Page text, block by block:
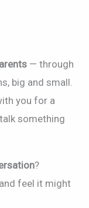
— through
big and small.
you for a
something
?
feel it might